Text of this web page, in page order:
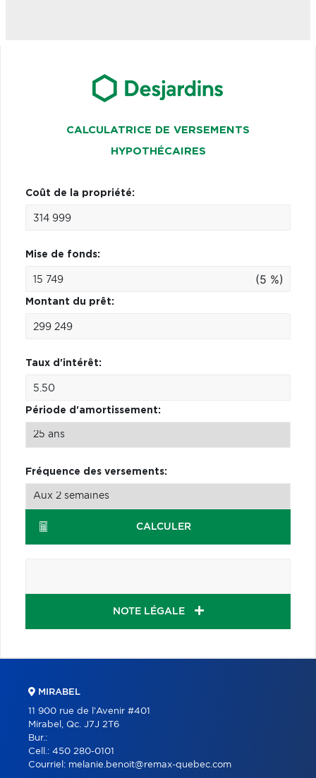
CALCULATRICE DE VERSEMENTS
HYPOTHÉCAIRES
Coût de la propriété:
Mise de fonds:
(5 %)
Montant du prêt:
Taux d'intérêt:
Période d'amortissement:
Fréquence des versements:
CALCULER
NOTE LÉGALE
MIRABEL
11 900 rue de l'Avenir #401
Mirabel, Qc. J7J 2T6
Bur.:
Cell.: 450 280-0101
Courriel: melanie.benoit@remax-quebec.com